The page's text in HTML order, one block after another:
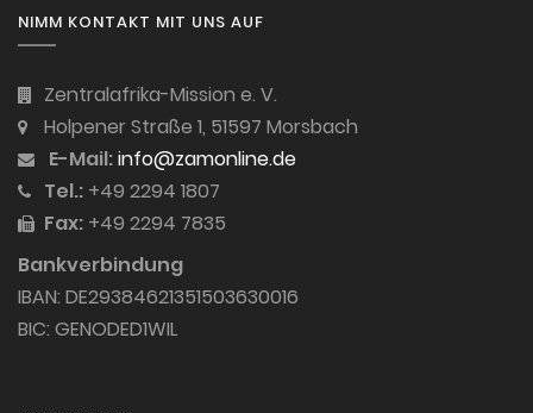
NIMM KONTAKT MIT UNS AUF
Zentralafrika-Mission e. V.
Holpener Straße 1, 51597 Morsbach
E-Mail:info@zamonline.de
Tel.: +49 2294 1807
Fax: +49 2294 7835
Bankverbindung
IBAN: DE29384621351503630016
BIC: GENODED1WIL